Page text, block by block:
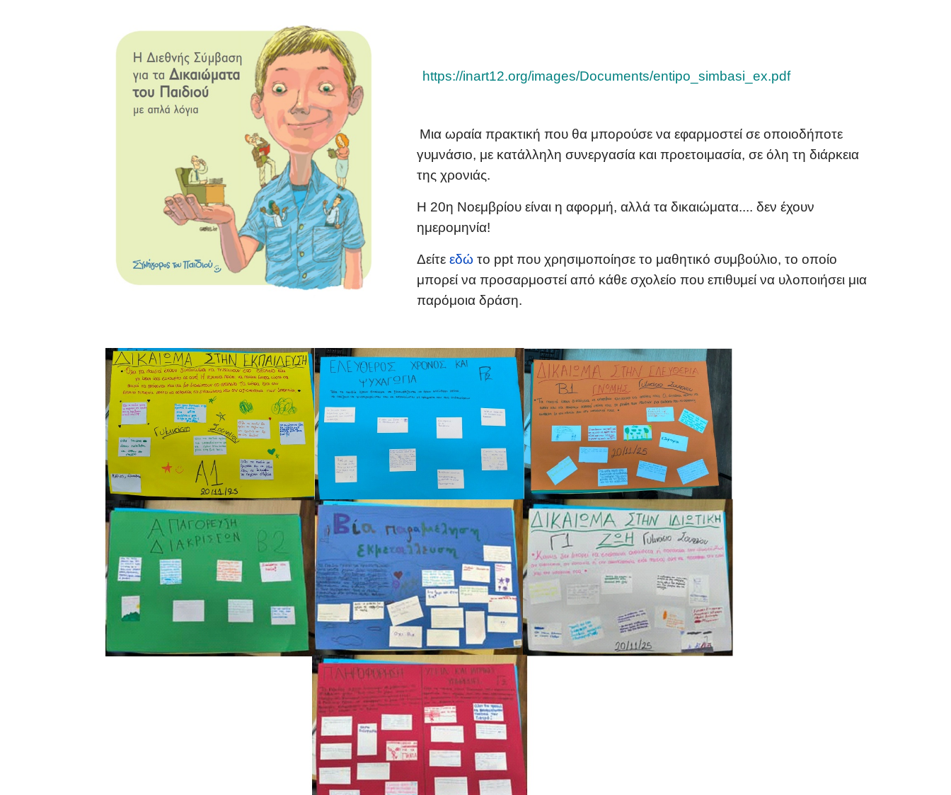
https://inart12.org/images/Documents/entipo_simbasi_ex.pdf
Μια ωραία πρακτική που θα μπορούσε να εφαρμοστεί σε οποιοδήποτε
γυμνάσιο, με κατάλληλη συνεργασία και προετοιμασία, σε όλη τη διάρκεια
της χρονιάς.
Η 20η Νοεμβρίου είναι η αφορμή, αλλά τα δικαιώματα.... δεν έχουν
ημερομηνία!
Δείτε εδώ το ppt που χρησιμοποίησε το μαθητικό συμβούλιο, το οποίο
μπορεί να προσαρμοστεί από κάθε σχολείο που επιθυμεί να υλοποιήσει μια
παρόμοια δράση.